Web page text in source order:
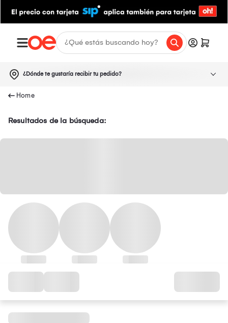
¿Dónde te gustaría recibir tu pedido?
Resultados de la búsqueda: